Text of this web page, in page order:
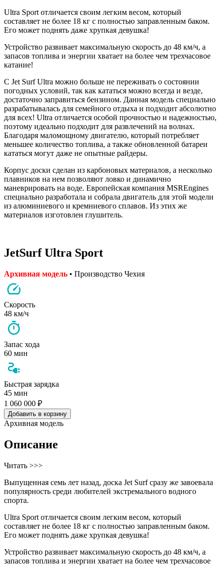
Ultra Sport отличается своим легким весом, который
составляет не более 18 кг с полностью заправленным баком.
Его может поднять даже хрупкая девушка!
Устройство развивает максимальную скорость до 48 км/ч, а
запасов топлива и энергии хватает на более чем трехчасовое
катание!
С Jet Surf Ultra можно больше не переживать о состоянии
погодных условий, так как кататься можно всегда и везде,
достаточно заправиться бензином. Данная модель специально
разрабатывалась для семейного отдыха и подходит абсолютно
для всех! Ultra отличается особой прочностью и надежностью,
поэтому идеально подходит для развлечений на волнах.
Благодаря маломощному двигателю, который потребляет
меньшее количество топлива, а также обновленной батареи
кататься могут даже не опытные райдеры.
Корпус доски сделан из карбоновых материалов, а несколько
плавников на нем позволяют ловко и динамично
маневрировать на воде. Европейская компания MSREngines
специально разработала и собрала двигатель для этой модели
из алюминиевого и кремниевого сплавов. Из этих же
материалов изготовлен глушитель.
JetSurf Ultra Sport
Архивная модель • Производство Чехия
Скорость
48 км/ч
Запас хода
60 мин
Быстрая зарядка
45 мин
1 060 000 ₽
Добавить в корзину
Архивная модель
Описание
Читать >>>
Выпущенная семь лет назад, доска Jet Surf сразу же завоевала
популярность среди любителей экстремального водного
спорта.
Ultra Sport отличается своим легким весом, который
составляет не более 18 кг с полностью заправленным баком.
Его может поднять даже хрупкая девушка!
Устройство развивает максимальную скорость до 48 км/ч, а
запасов топлива и энергии хватает на более чем трехчасовое